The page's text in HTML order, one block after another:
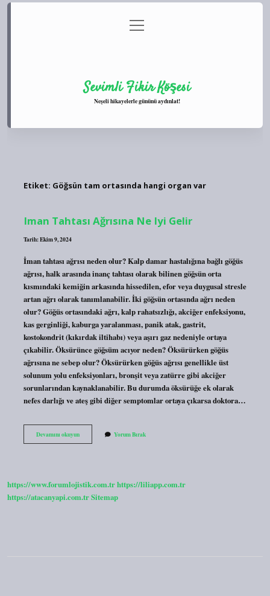
Gizlilik Politikası
menüyü
aç
Sevimli Fikir Köşesi
Neşeli hikayelerle gününü aydınlat!
Etiket: Göğsün tam ortasında hangi organ var
Iman Tahtası Ağrısına Ne Iyi Gelir
Tarih: Ekim 9, 2024
İman tahtası ağrısı neden olur? Kalp damar hastalığına bağlı göğüs
ağrısı, halk arasında inanç tahtası olarak bilinen göğsün orta
kısmındaki kemiğin arkasında hissedilen, efor veya duygusal stresle
artan ağrı olarak tanımlanabilir. İki göğsün ortasında ağrı neden
olur? Göğüs ortasındaki ağrı, kalp rahatsızlığı, akciğer enfeksiyonu,
kas gerginliği, kaburga yaralanması, panik atak, gastrit,
kostokondrit (kıkırdak iltihabı) veya aşırı gaz nedeniyle ortaya
çıkabilir. Öksürünce göğsüm acıyor neden? Öksürürken göğüs
ağrısına ne sebep olur? Öksürürken göğüs ağrısı genellikle üst
solunum yolu enfeksiyonları, bronşit veya zatürre gibi akciğer
sorunlarından kaynaklanabilir. Bu durumda öksürüğe ek olarak
nefes darlığı ve ateş gibi diğer semptomlar ortaya çıkarsa doktora…
Devamını okuyunIman
Tahtası
Yorum Bırak
https://www.forumlojistik.com.trhttps://liliapp.com.tr
https://atacanyapi.com.trSitemap